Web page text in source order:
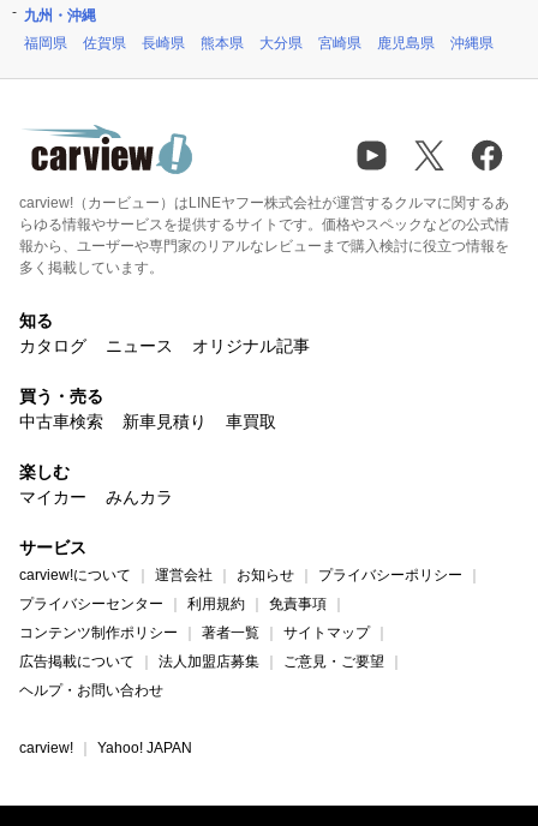
九州・沖縄
福岡県
佐賀県 長崎県 熊本県 大分県 宮崎県 鹿児島県 沖縄県
carview!（カービュー）はLINEヤフー株式会社が運営するクルマに関するあ
らゆる情報やサービスを提供するサイトです。価格やスペックなどの公式情
報から、ユーザーや専門家のリアルなレビューまで購入検討に役立つ情報を
多く掲載しています。
知る
カタログ
ニュース オリジナル記事
買う・売る
中古車検索
新車見積り 車買取
楽しむ
マイカー
みんカラ
サービス
carview!について 運営会社 お知らせ
プライバシーポリシー
プライバシーセンター
利用規約
免責事項
コンテンツ制作ポリシー
著者一覧
サイトマップ
広告掲載について
法人加盟店募集
ご意見・ご要望
ヘルプ・お問い合わせ
carview! Yahoo! JAPAN